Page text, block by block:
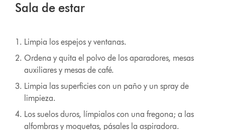
Sala de estar
Limpia los espejos y ventanas.
Ordena y quita el polvo de los aparadores, mesas
auxiliares y mesas de café.
Limpia las superficies con un paño y un spray de
limpieza.
Los suelos duros, límpialos con una fregona; a las
alfombras y moquetas, pásales la aspiradora.